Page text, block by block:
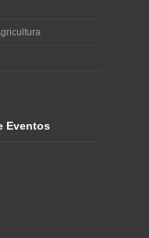
Eventos